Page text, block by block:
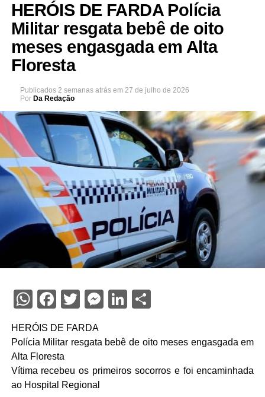
HERÓIS DE FARDA Polícia
Militar resgata bebê de oito
meses engasgada em Alta
Floresta
Publicados 2 semanas atrás em 27 de julho de 2026
Por Da Redação
WhatsApp
Facebook
Twitter
Messenger
LinkedIn
Share
HERÓIS DE FARDA
Polícia Militar resgata bebê de oito meses engasgada em
Alta Floresta
Vítima recebeu os primeiros socorros e foi encaminhada
ao Hospital Regional